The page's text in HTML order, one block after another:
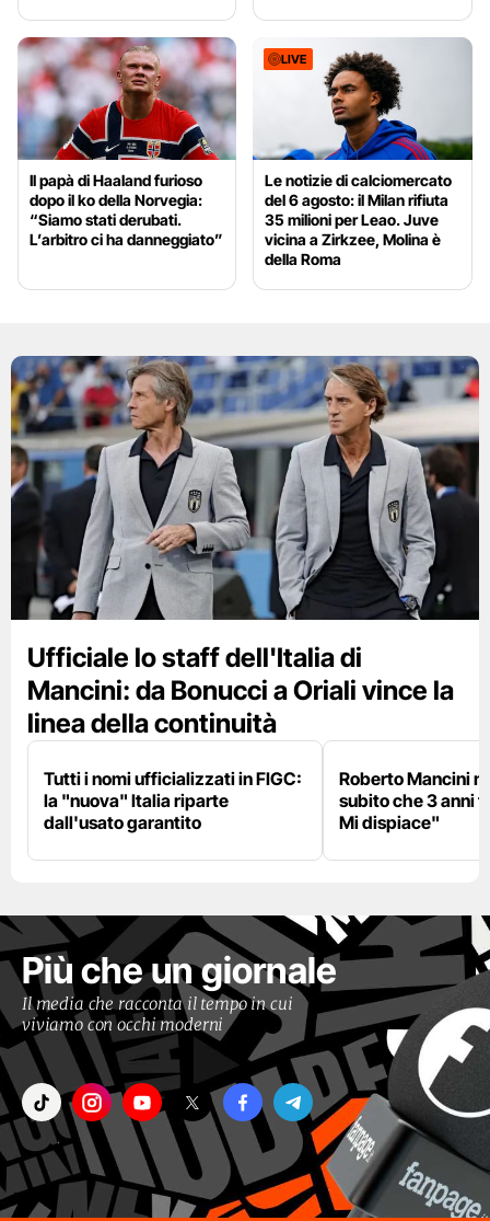
Il papà di Haaland furioso
dopo il ko della Norvegia:
“Siamo stati derubati.
L’arbitro ci ha danneggiato”
LIVE
Le notizie di calciomercato
del 6 agosto: il Milan rifiuta
35 milioni per Leao. Juve
vicina a Zirkzee, Molina è
della Roma
Ufficiale lo staff dell'Italia di
Mancini: da Bonucci a Oriali vince la
linea della continuità
Tutti i nomi ufficializzati in FIGC:
la "nuova" Italia riparte
dall'usato garantito
Roberto Mancini
subito che 3 anni
Mi dispiace"
Più che un giornale
Il media che racconta il tempo in cui
viviamo con occhi moderni